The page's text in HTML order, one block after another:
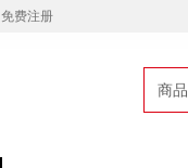
免费注册
商品